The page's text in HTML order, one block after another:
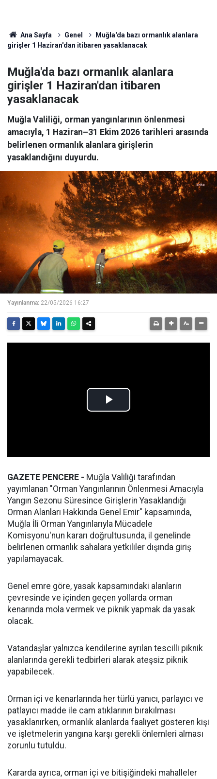
Ana Sayfa Genel
Muğla'da bazı ormanlık alanlara
girişler 1 Haziran'dan itibaren yasaklanacak
Muğla'da bazı ormanlık alanlara
girişler 1 Haziran'dan itibaren
yasaklanacak
Muğla Valiliği, orman yangınlarının önlenmesi
amacıyla, 1 Haziran–31 Ekim 2026 tarihleri arasında
belirlenen ormanlık alanlara girişlerin
yasaklandığını duyurdu.
Yayınlanma: 22/05/2026 16:27
GAZETE PENCERE - Muğla Valiliği tarafından
yayımlanan "Orman Yangınlarının Önlenmesi Amacıyla
Yangın Sezonu Süresince Girişlerin Yasaklandığı
Orman Alanları Hakkında Genel Emir" kapsamında,
Muğla İli Orman Yangınlarıyla Mücadele
Komisyonu'nun kararı doğrultusunda, il genelinde
belirlenen ormanlık sahalara yetkililer dışında giriş
yapılamayacak.
Genel emre göre, yasak kapsamındaki alanların
çevresinde ve içinden geçen yollarda orman
kenarında mola vermek ve piknik yapmak da yasak
olacak.
Vatandaşlar yalnızca kendilerine ayrılan tescilli piknik
alanlarında gerekli tedbirleri alarak ateşsiz piknik
yapabilecek.
Orman içi ve kenarlarında her türlü yanıcı, parlayıcı ve
patlayıcı madde ile cam atıklarının bırakılması
yasaklanırken, ormanlık alanlarda faaliyet gösteren kişi
ve işletmelerin yangına karşı gerekli önlemleri alması
zorunlu tutuldu.
Kararda ayrıca, orman içi ve bitişiğindeki mahalleler